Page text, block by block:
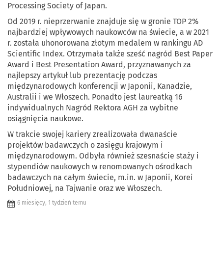
Processing Society of Japan.
Od 2019 r. nieprzerwanie znajduje się w gronie TOP 2%
najbardziej wpływowych naukowców na świecie, a w 2021
r. została uhonorowana złotym medalem w rankingu AD
Scientific Index. Otrzymała także sześć nagród Best Paper
Award i Best Presentation Award, przyznawanych za
najlepszy artykuł lub prezentację podczas
międzynarodowych konferencji w Japonii, Kanadzie,
Australii i we Włoszech. Ponadto jest laureatką 16
indywidualnych Nagród Rektora AGH za wybitne
osiągnięcia naukowe.
W trakcie swojej kariery zrealizowała dwanaście
projektów badawczych o zasięgu krajowym i
międzynarodowym. Odbyła również szesnaście staży i
stypendiów naukowych w renomowanych ośrodkach
badawczych na całym świecie, m.in. w Japonii, Korei
Południowej, na Tajwanie oraz we Włoszech.
6 miesięcy, 1 tydzień temu